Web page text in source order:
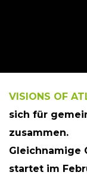
VISIONS OF
sich für
zusammen.
Gleichnamige
startet im